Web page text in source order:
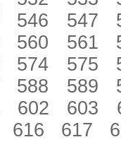
546 547
560 561
574 575
588 589
602 603
616 617